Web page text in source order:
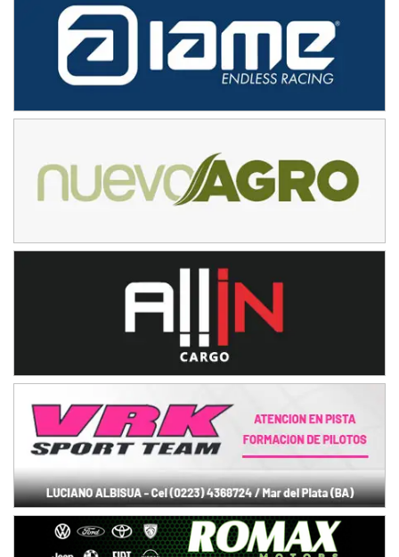
NORESTE SANTAFESINO - F6
Ciudad de Avellaneda (Asfalto)
Avellaneda (Santa Fe)
José Samuel Sánchez (Tierra)
TUCUMANO - F5
Juan Navarro (Asfalto)
El Timbó (Tucumán)